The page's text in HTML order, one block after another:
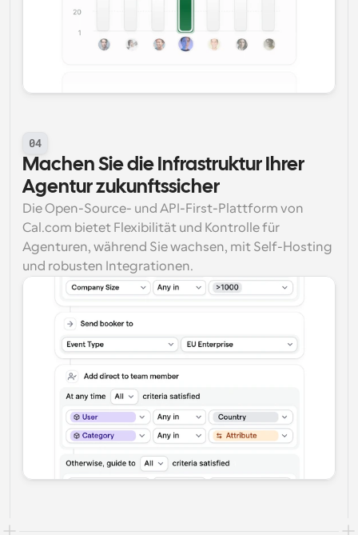
04
Machen Sie die Infrastruktur Ihrer
Agentur zukunftssicher
Die Open-Source- und API-First-Plattform von
Cal.com bietet Flexibilität und Kontrolle für
Agenturen, während Sie wachsen, mit Self-Hosting
und robusten Integrationen.